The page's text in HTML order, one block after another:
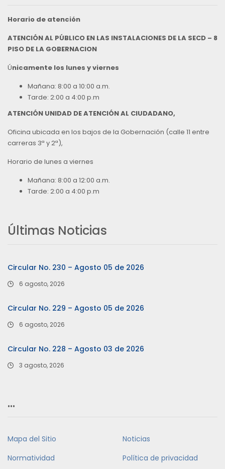
Horario de atención
ATENCIÓN AL PÚBLICO EN LAS INSTALACIONES DE LA SECD – 8
PISO DE LA GOBERNACION
Únicamente los lunes y viernes
Mañana: 8:00 a 10:00 a.m.
Tarde: 2:00 a 4:00 p.m
ATENCIÓN UNIDAD DE ATENCIÓN AL CIUDADANO,
Oficina ubicada en los bajos de la Gobernación (calle 11 entre
carreras 3ª y 2ª),
Horario de lunes a viernes
Mañana: 8:00 a 12:00 a.m.
Tarde: 2:00 a 4:00 p.m
Últimas Noticias
Circular No. 230 – Agosto 05 de 2026
6 agosto, 2026
Circular No. 229 – Agosto 05 de 2026
6 agosto, 2026
Circular No. 228 – Agosto 03 de 2026
3 agosto, 2026
…
Mapa del Sitio
Noticias
Normatividad
Política de privacidad